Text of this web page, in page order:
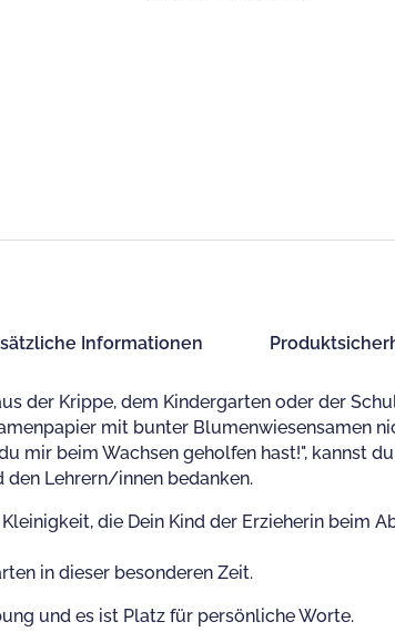
Informationen
der Krippe, dem Kindergarten oder der
mit bunter Blumenwiesensamen
mir beim Wachsen geholfen hast!", kannst
den Lehrern/innen bedanken.
die Dein Kind der Erzieherin beim
in dieser besonderen Zeit.
und es ist Platz für persönliche Worte.